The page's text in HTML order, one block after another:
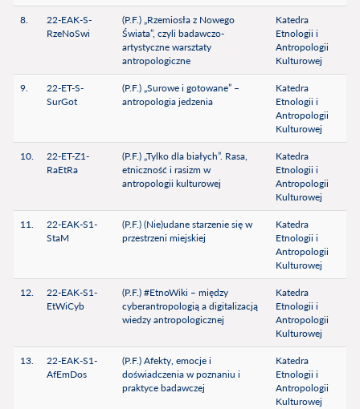
8.
22-EAK-S-
RzeNoSwi
(P.F.) „Rzemiosła z Nowego
Świata”, czyli badawczo-
artystyczne warsztaty
antropologiczne
Katedra
Etnologii i
Antropologii
Kulturowej
9.
22-ET-S-
SurGot
(P.F.) „Surowe i gotowane” –
antropologia jedzenia
Katedra
Etnologii i
Antropologii
Kulturowej
10.
22-ET-Z1-
RaEtRa
(P.F.) „Tylko dla białych”. Rasa,
etniczność i rasizm w
antropologii kulturowej
Katedra
Etnologii i
Antropologii
Kulturowej
11.
22-EAK-S1-
StaM
(P.F.) (Nie)udane starzenie się w
przestrzeni miejskiej
Katedra
Etnologii i
Antropologii
Kulturowej
12.
22-EAK-S1-
EtWiCyb
(P.F.) #EtnoWiki – między
cyberantropologią a digitalizacją
wiedzy antropologicznej
Katedra
Etnologii i
Antropologii
Kulturowej
13.
22-EAK-S1-
AfEmDos
(P.F.) Afekty, emocje i
doświadczenia w poznaniu i
praktyce badawczej
Katedra
Etnologii i
Antropologii
Kulturowej